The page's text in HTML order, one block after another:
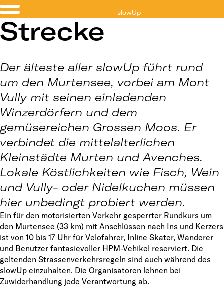
slowUp
Strecke
Der älteste aller slowUp führt rund
um den Murtensee, vorbei am Mont
Vully mit seinen einladenden
Winzerdörfern und dem
gemüsereichen Grossen Moos. Er
verbindet die mittelalterlichen
Kleinstädte Murten und Avenches.
Lokale Köstlichkeiten wie Fisch, Wein
und Vully- oder Nidelkuchen müssen
hier unbedingt probiert werden.
Ein für den motorisierten Verkehr gesperrter Rundkurs um
den Murtensee (33 km) mit Anschlüssen nach Ins und Kerzers
ist von 10 bis 17 Uhr für Velofahrer, Inline Skater, Wanderer
und Benutzer fantasievoller HPM-Vehikel reserviert. Die
geltenden Strassenverkehrsregeln sind auch während des
slowUp einzuhalten. Die Organisatoren lehnen bei
Zuwiderhandlung jede Verantwortung ab.